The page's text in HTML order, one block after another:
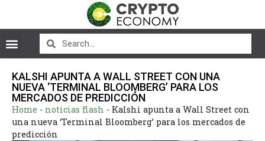
KALSHI APUNTA A WALL STREET CON UNA
NUEVA ‘TERMINAL BLOOMBERG’ PARA LOS
MERCADOS DE PREDICCIÓN
Home - noticias flash - Kalshi apunta a Wall Street con
una nueva ‘Terminal Bloomberg’ para los mercados de
predicción